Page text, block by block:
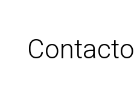
Contacto